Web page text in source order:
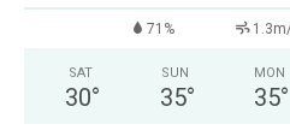
71%
SAT
30°
SUN
35°
MON
35°